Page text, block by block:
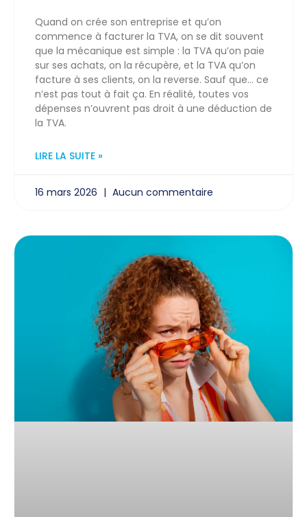
Quand on crée son entreprise et qu’on
commence à facturer la TVA, on se dit souvent
que la mécanique est simple : la TVA qu’on paie
sur ses achats, on la récupère, et la TVA qu’on
facture à ses clients, on la reverse. Sauf que… ce
n’est pas tout à fait ça. En réalité, toutes vos
dépenses n’ouvrent pas droit à une déduction de
la TVA.
LIRE LA SUITE »
16 mars 2026 Aucun commentaire